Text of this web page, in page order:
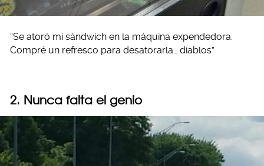
“Se atoró mi sándwich en la máquina expendedora.
Compré un refresco para desatorarla… diablos”
2. Nunca falta el genio